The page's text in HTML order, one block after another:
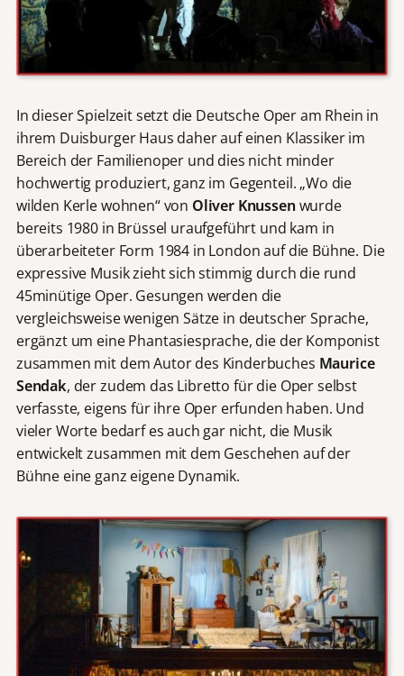
In dieser Spielzeit setzt die Deutsche Oper am Rhein in
ihrem Duisburger Haus daher auf einen Klassiker im
Bereich der Familienoper und dies nicht minder
hochwertig produziert, ganz im Gegenteil. „Wo die
wilden Kerle wohnen“ von Oliver Knussenwurde
bereits 1980 in Brüssel uraufgeführt und kam in
überarbeiteter Form 1984 in London auf die Bühne. Die
expressive Musik zieht sich stimmig durch die rund
45minütige Oper. Gesungen werden die
vergleichsweise wenigen Sätze in deutscher Sprache,
ergänzt um eine Phantasiesprache, die der Komponist
zusammen mit dem Autor des Kinderbuches Maurice
Sendak, der zudem das Libretto für die Oper selbst
verfasste, eigens für ihre Oper erfunden haben. Und
vieler Worte bedarf es auch gar nicht, die Musik
entwickelt zusammen mit dem Geschehen auf der
Bühne eine ganz eigene Dynamik.